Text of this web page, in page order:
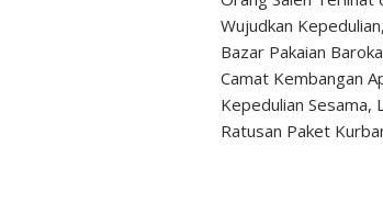
Wujudkan
Bazar Pakaian
Camat Kembangan
Kepedulian Sesama,
Ratusan Paket